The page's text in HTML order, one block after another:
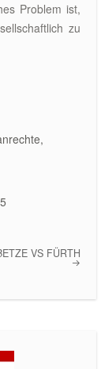
Problem ist,
zu
,
VS FÜRTH